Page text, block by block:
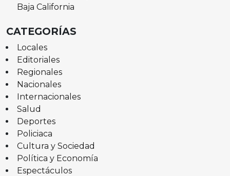
Baja California
CATEGORÍAS
Locales
Editoriales
Regionales
Nacionales
Internacionales
Salud
Deportes
Policiaca
Cultura y Sociedad
Política y Economía
Espectáculos